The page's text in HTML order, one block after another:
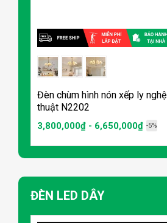
Đèn chùm hình nón xếp ly nghệ
thuật N2202
3,800,000₫ - 6,650,000₫ -5%
ĐÈN LED DÂY